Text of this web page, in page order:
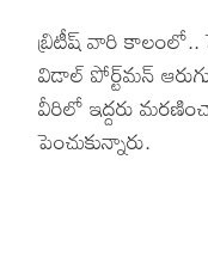
బ్రిటీష్ వారి
విడాల్ పోర్ట్‌మన్
వీరిలో ఇద్దరు
పెంచుకున్నారు.